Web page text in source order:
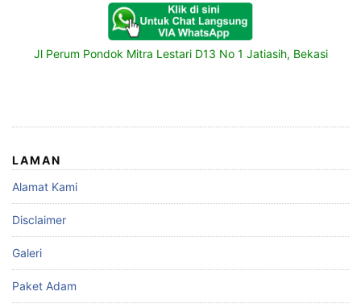
Jl Perum Pondok Mitra Lestari D13 No 1 Jatiasih, Bekasi
LAMAN
Alamat Kami
Disclaimer
Galeri
Paket Adam